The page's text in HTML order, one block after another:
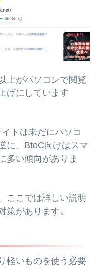
上がパソコンで閲覧
げにしています
トは未だにパソコ
に、BtoC向けはスマ
多い傾向がありま
ここでは詳しい説明
策があります。
軽いものを使う必要